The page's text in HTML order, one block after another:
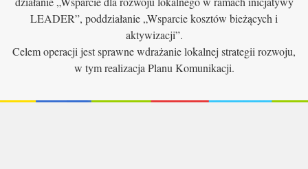
LEADER”, poddziałanie „Wsparcie kosztów bieżących i
aktywizacji”.
Celem operacji jest sprawne wdrażanie lokalnej strategii rozwoju,
w tym realizacja Planu Komunikacji.